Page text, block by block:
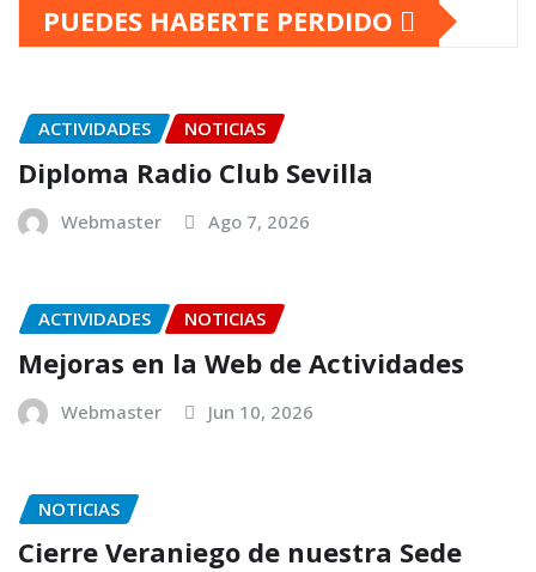
PUEDES HABERTE PERDIDO
ACTIVIDADES NOTICIAS
Diploma Radio Club Sevilla
Webmaster Ago 7, 2026
ACTIVIDADES NOTICIAS
Mejoras en la Web de Actividades
Webmaster Jun 10, 2026
NOTICIAS
Cierre Veraniego de nuestra Sede